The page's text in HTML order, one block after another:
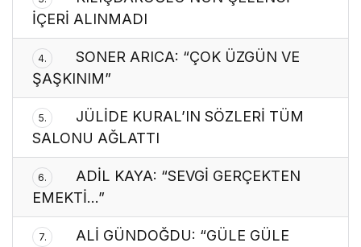
İÇERİ ALINMADI
4.
SONER ARICA: “ÇOK ÜZGÜN VE
ŞAŞKINIM”
5.
JÜLİDE KURAL’IN SÖZLERİ TÜM
SALONU AĞLATTI
6.
ADİL KAYA: “SEVGİ GERÇEKTEN
EMEKTİ…”
7.
ALİ GÜNDOĞDU: “GÜLE GÜLE